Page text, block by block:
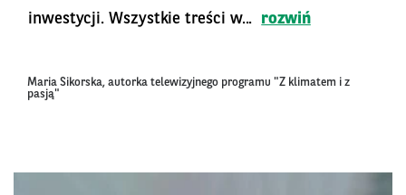
inwestycji. Wszystkie treści w...
rozwiń
Maria Sikorska, autorka telewizyjnego programu "Z klimatem i z
pasją"